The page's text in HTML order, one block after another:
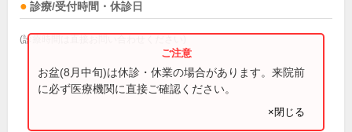
診療/受付時間・休診日
(診療時間は直接お問い合わせください)
お盆(8月中旬)は休診・休業の場合があります。来院前
に必ず医療機関に直接ご確認ください。
×閉じる